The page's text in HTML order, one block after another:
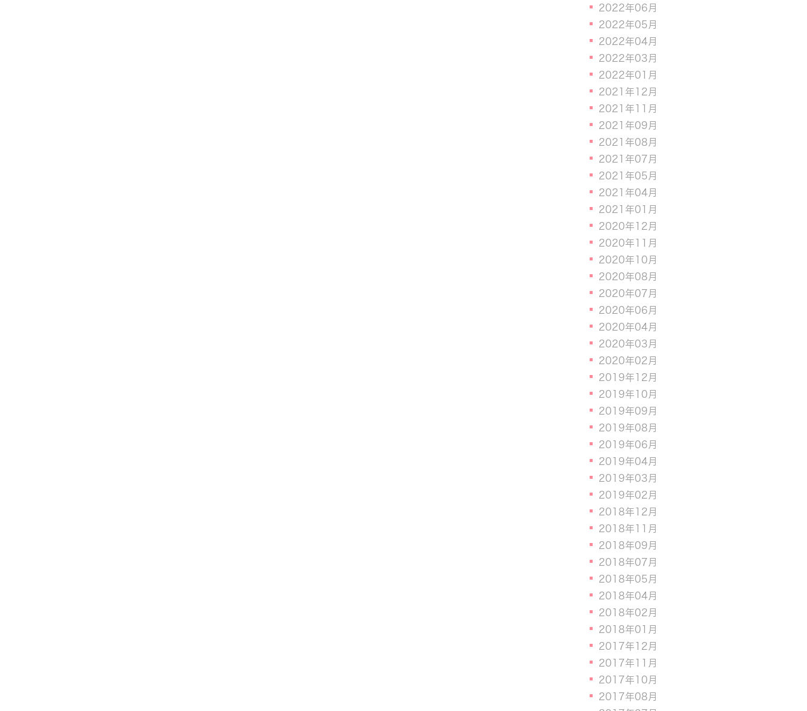
2022年06月
2022年05月
2022年04月
2022年03月
2022年01月
2021年12月
2021年11月
2021年09月
2021年08月
2021年07月
2021年05月
2021年04月
2021年01月
2020年12月
2020年11月
2020年10月
2020年08月
2020年07月
2020年06月
2020年04月
2020年03月
2020年02月
2019年12月
2019年10月
2019年09月
2019年08月
2019年06月
2019年04月
2019年03月
2019年02月
2018年12月
2018年11月
2018年09月
2018年07月
2018年05月
2018年04月
2018年02月
2018年01月
2017年12月
2017年11月
2017年10月
2017年08月